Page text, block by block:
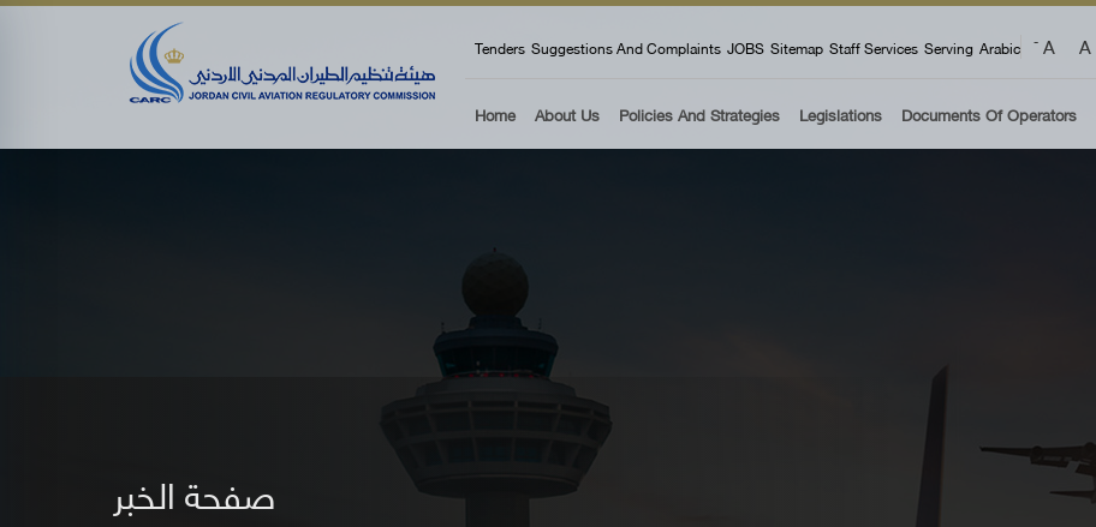
top menu
Tenders Suggestions And Complaints JOBS Sitemap Staff Services Serving Arabic -A A
Home About Us Policies And Strategies Legislations Documents Of Operators
صفحة الخبر